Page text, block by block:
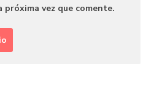
vez que comente.